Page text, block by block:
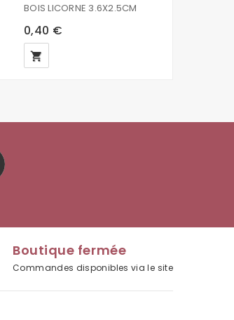
BOIS LICORNE 3.6X2.5CM
0,40 €
local_grocery_store
Boutique fermée
Commandes disponibles via le site